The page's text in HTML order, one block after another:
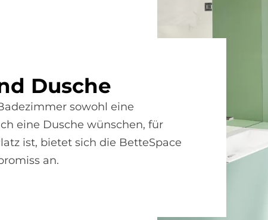
Du­sche
sowohl eine
eine Dusche wünschen, für
ist, bietet sich die BetteSpace
an.